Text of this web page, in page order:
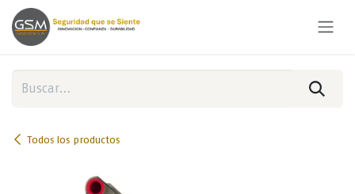
Ir al contenido
Todos los productos